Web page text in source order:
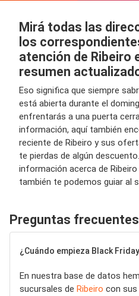
Mirá todas las
los
atención de Ribeiro
resumen
Eso significa que siempre
está abierta durante el
enfrentarás a una puerta
información, aquí también
reciente de Ribeiro y sus
te pierdas de algún
información acerca de
también te podemos guiar al
Preguntas
¿Cuándo empieza Black
En nuestra base de datos
sucursales de Ribeiro con sus